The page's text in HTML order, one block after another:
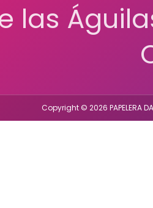
las
Copyright © 2026 PAPELERA